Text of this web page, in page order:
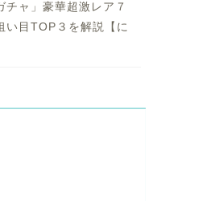
チャ」豪華超激レア７
い目TOP３を解説【に